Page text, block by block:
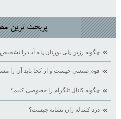
پربحث ترين
چگونه رزین پلی یورتان پایه آب را تشخیص
فوم صنعتی چیست و از کجا باید آن را
چگونه کانال تلگرام را خصوصی کنیم؟
درد کشاله ران نشانه چیست؟